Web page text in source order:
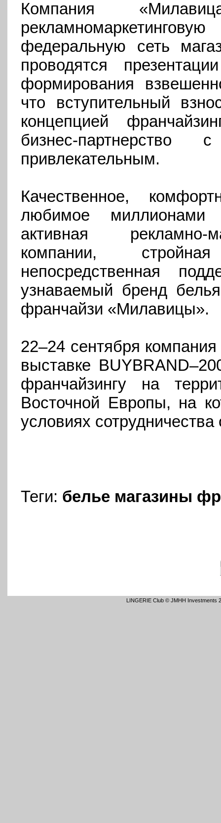
Компания
федеральную сеть
проводятся
формирования
что вступительный
концепцией
бизнес-
привлекательным.
Качественное,
любимое миллионами
активная рекламно-
компании,
непосредственная
узнаваемый бренд
франчайзи «Милавицы».
22–24 сентября
выставке
франчайзингу на
Восточной Европы, на
условиях
Теги: белье магазины
LINGERIE Club © JMHH Investments